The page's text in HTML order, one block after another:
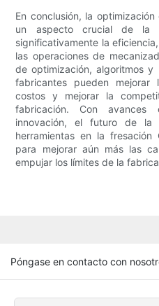
En conclusión, la
un aspecto crucial de la
significativamente la
las operaciones de
de optimización, algoritmos y
fabricantes pueden
costos y mejorar la
fabricación. Con avances
innovación, el futuro de
herramientas en la
para mejorar aún más las
empujar los límites de la
Póngase en contacto con